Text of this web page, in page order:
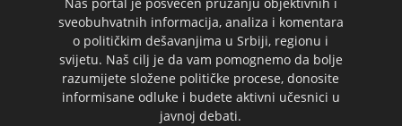
sveobuhvatnih informacija, analiza i komentara
o političkim dešavanjima u Srbiji, regionu i
svijetu. Naš cilj je da vam pomognemo da bolje
razumijete složene političke procese, donosite
informisane odluke i budete aktivni učesnici u
javnoj debati.